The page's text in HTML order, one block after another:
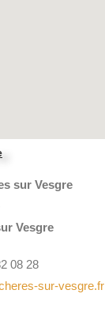
sur Vesgre
Vesgre
08 28
sur-vesgre.fr